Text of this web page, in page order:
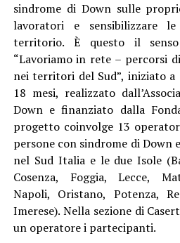
sindrome di Down sulle
lavoratori e sensibilizzare
territorio. È questo il
“Lavoriamo in rete – percorsi
nei territori del Sud”, iniziato a
18 mesi, realizzato
Down e finanziato dalla
progetto coinvolge 13
persone con sindrome di Down
nel Sud Italia e le due Isole
Cosenza, Foggia, Lecce,
Napoli, Oristano, Potenza,
Imerese). Nella sezione di
un operatore i partecipanti.